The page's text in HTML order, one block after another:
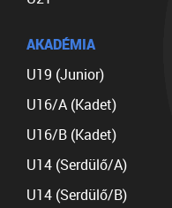
AKADÉMIA
U19 (Junior)
U16/A (Kadet)
U16/B (Kadet)
U14 (Serdülő/A)
U14 (Serdülő/B)